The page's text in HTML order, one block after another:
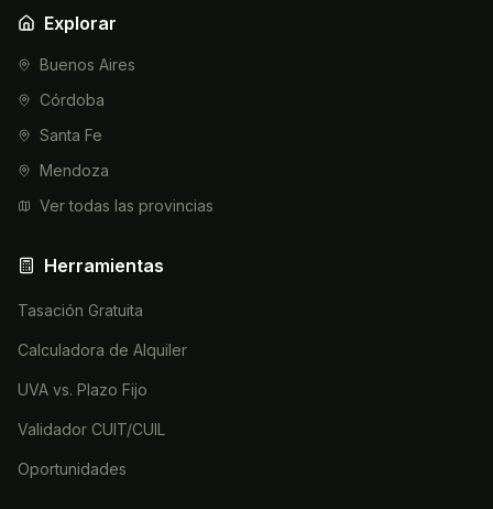
Explorar
Buenos Aires
Córdoba
Santa Fe
Mendoza
Ver todas las provincias
Herramientas
Tasación Gratuita
Calculadora de Alquiler
UVA vs. Plazo Fijo
Validador CUIT/CUIL
Oportunidades